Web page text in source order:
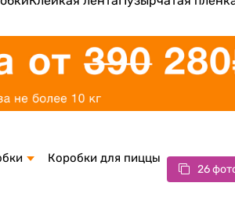
Коробки для пиццы
26